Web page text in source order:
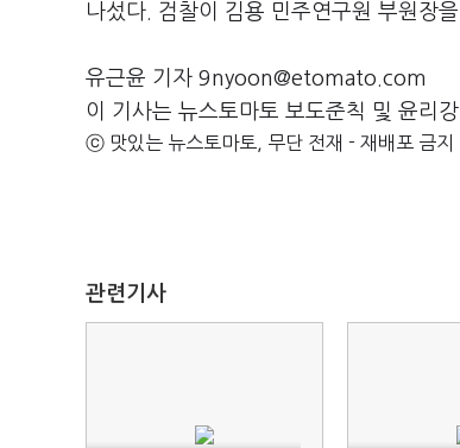
나섰다. 검찰이 김용 민주연구원 부원장
유근윤 기자 9nyoon@etomato.com
이 기사는 뉴스토마토 보도준칙 및 윤리
ⓒ 맛있는 뉴스토마토, 무단 전재 - 재배포 금지
관련기사